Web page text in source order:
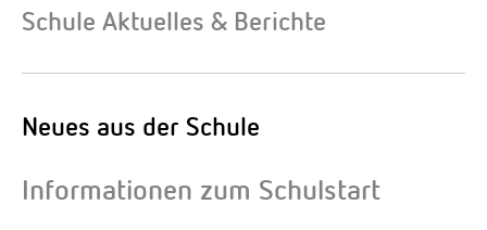
Schule Aktuelles & Berichte
Neues aus der Schule
Informationen zum Schulstart